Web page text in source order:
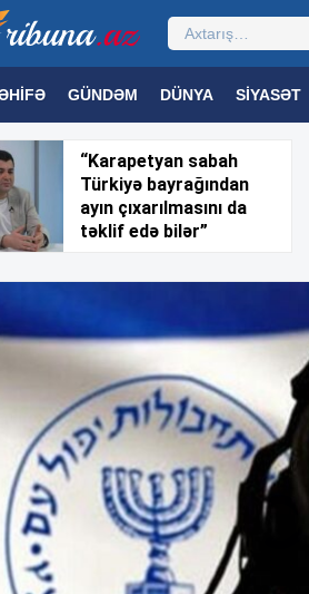
GÜNDƏM DÜNYA SIYASƏT
MAQAZIN TEXNOLOGIYA
“Karapetyan sabah
Türkiyə bayrağından
ayın çıxarılmasını da
təklif edə bilər”